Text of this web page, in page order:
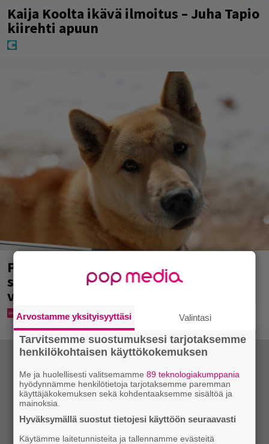
Kaija Koolta ikävä ilmoitus – Juha Tapio
kiirehti apuun
Pohjois-Korea neuvoo kansalaisiaan
selviämään helteistä syömällä
viilentävää koiraa
Arvostamme yksityisyyttäsi Valintasi
Tarvitsemme suostumuksesi tarjotaksemme
henkilökohtaisen käyttökokemuksen
Me ja huolellisesti valitsemamme89 teknologiakumppania
hyödynnämme henkilötietoja tarjotaksemme paremman
käyttäjäkokemuksen sekä kohdentaaksemme sisältöä ja
mainoksia.
Hyväksymällä suostut tietojesi käyttöön seuraavasti
Käytämme laitetunnisteita ja tallennamme evästeitä